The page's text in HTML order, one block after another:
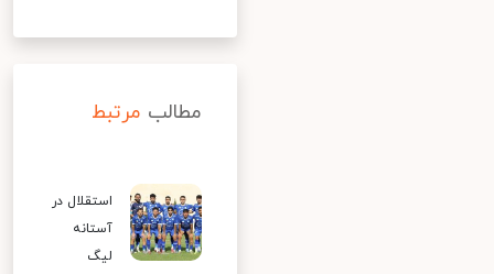
مطالب مرتبط
استقلال در
آستانه
لیگ